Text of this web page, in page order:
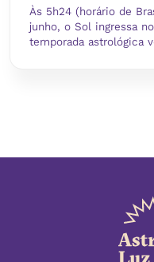
Às 5h24 (horário de
junho, o Sol ingressa
temporada astrológica